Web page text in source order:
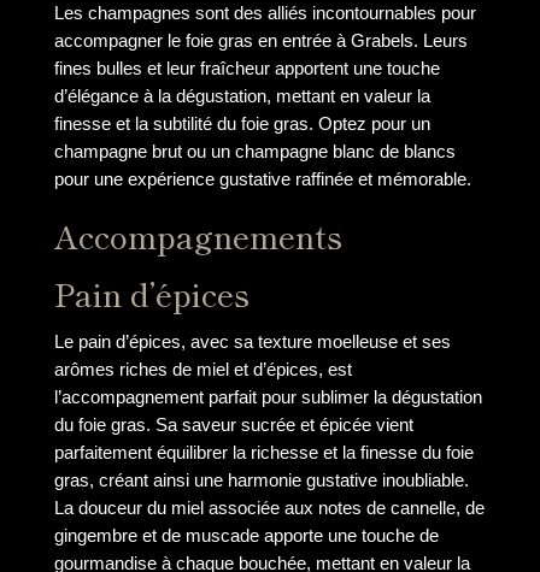
Les champagnes sont des alliés incontournables pour
accompagner le foie gras en entrée à Grabels. Leurs
fines bulles et leur fraîcheur apportent une touche
d’élégance à la dégustation, mettant en valeur la
finesse et la subtilité du foie gras. Optez pour un
champagne brut ou un champagne blanc de blancs
pour une expérience gustative raffinée et mémorable.
Accompagnements
Pain d’épices
Le pain d’épices, avec sa texture moelleuse et ses
arômes riches de miel et d’épices, est
l’accompagnement parfait pour sublimer la dégustation
du foie gras. Sa saveur sucrée et épicée vient
parfaitement équilibrer la richesse et la finesse du foie
gras, créant ainsi une harmonie gustative inoubliable.
La douceur du miel associée aux notes de cannelle, de
gingembre et de muscade apporte une touche de
gourmandise à chaque bouchée, mettant en valeur la